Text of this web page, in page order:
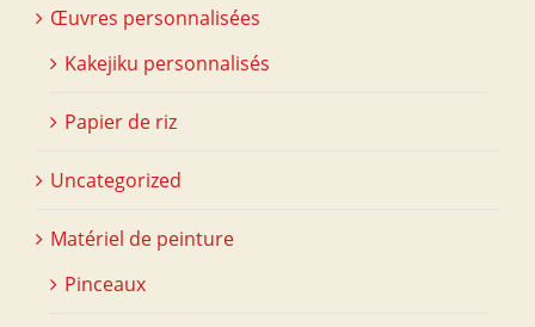
Œuvres personnalisées
Kakejiku personnalisés
Papier de riz
Uncategorized
Matériel de peinture
Pinceaux